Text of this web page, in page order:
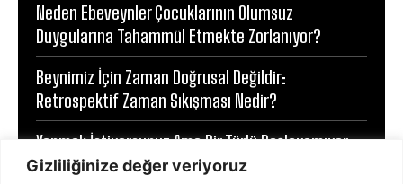
Gizliliğinize değer veriyoruz
Neden Ebeveynler Çocuklarının Olumsuz
Duygularına Tahammül Etmekte Zorlanıyor?
Beynimiz İçin Zaman Doğrusal Değildir:
Retrospektif Zaman Sıkışması Nedir?
Yapmak İstiyorsunuz Ama Bir Türlü Başlayamıyor
Musunuz? Olası Psikolojik Nedenler ve Başa Çıkma